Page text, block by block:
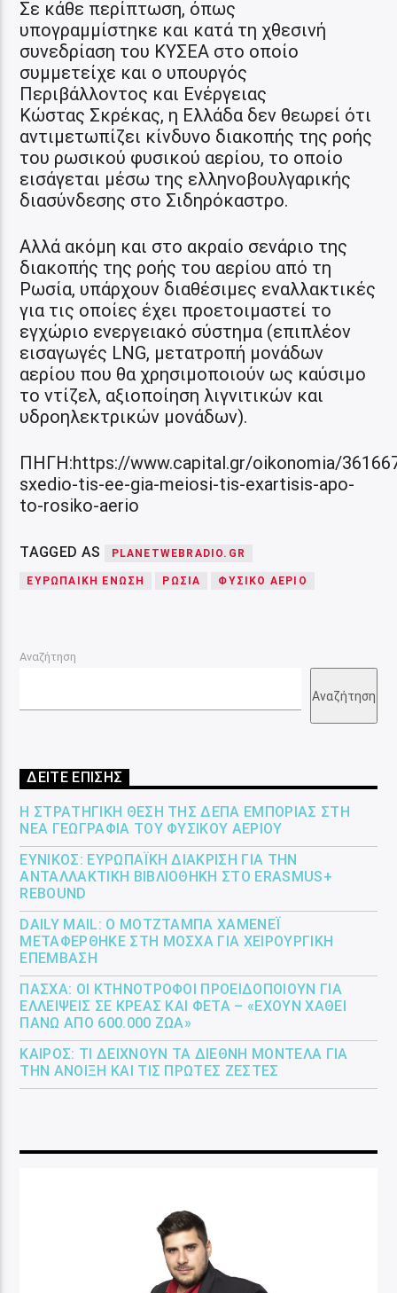
Σε κάθε περίπτωση, όπως
υπογραμμίστηκε και κατά τη χθεσινή
συνεδρίαση του ΚΥΣΕΑ στο οποίο
συμμετείχε και ο υπουργός
Περιβάλλοντος και Ενέργειας
Κώστας Σκρέκας, η Ελλάδα δεν θεωρεί ότι
αντιμετωπίζει κίνδυνο διακοπής της ροής
του ρωσικού φυσικού αερίου, το οποίο
εισάγεται μέσω της ελληνοβουλγαρικής
διασύνδεσης στο Σιδηρόκαστρο.
Αλλά ακόμη και στο ακραίο σενάριο της
διακοπής της ροής του αερίου από τη
Ρωσία, υπάρχουν διαθέσιμες εναλλακτικές
για τις οποίες έχει προετοιμαστεί το
εγχώριο ενεργειακό σύστημα (επιπλέον
εισαγωγές LNG, μετατροπή μονάδων
αερίου που θα χρησιμοποιούν ως καύσιμο
το ντίζελ, αξιοποίηση λιγνιτικών και
υδροηλεκτρικών μονάδων).
ΠΗΓΗ:https://www.capital.gr/oikonomia/
sxedio-tis-ee-gia-meiosi-tis-exartisis-apo-
to-rosiko-aerio
TAGGED AS PLANETWEBRADIO.GR
ΕΥΡΩΠΑΙΚΗ ΕΝΩΣΗ ΡΩΣΙΑ ΦΥΣΙΚΟ ΑΕΡΙΟ
Αναζήτηση
Αναζήτηση
ΔΕΙΤΕ ΕΠΙΣΗΣ
Η ΣΤΡΑΤΗΓΙΚΉ ΘΈΣΗ ΤΗΣ ΔΕΠΑ ΕΜΠΟΡΊΑΣ ΣΤΗ
ΝΈΑ ΓΕΩΓΡΑΦΊΑ ΤΟΥ ΦΥΣΙΚΟΎ ΑΕΡΊΟΥ
ΕΎΝΙΚΟΣ: ΕΥΡΩΠΑΪΚΉ ΔΙΆΚΡΙΣΗ ΓΙΑ ΤΗΝ
ΑΝΤΑΛΛΑΚΤΙΚΉ ΒΙΒΛΙΟΘΉΚΗ ΣΤΟ ERASMUS+
REBOUND
DAILY MAIL: Ο ΜΟΤΖΤΆΜΠΑ ΧΑΜΕΝΕΪ́
ΜΕΤΑΦΈΡΘΗΚΕ ΣΤΗ ΜΌΣΧΑ ΓΙΑ ΧΕΙΡΟΥΡΓΙΚΉ
ΕΠΈΜΒΑΣΗ
ΠΆΣΧΑ: ΟΙ ΚΤΗΝΟΤΡΌΦΟΙ ΠΡΟΕΙΔΟΠΟΙΟΎΝ ΓΙΑ
ΕΛΛΕΊΨΕΙΣ ΣΕ ΚΡΈΑΣ ΚΑΙ ΦΈΤΑ – «ΈΧΟΥΝ ΧΑΘΕΊ
ΠΆΝΩ ΑΠΌ 600.000 ΖΏΑ»
ΚΑΙΡΌΣ: ΤΙ ΔΕΊΧΝΟΥΝ ΤΑ ΔΙΕΘΝΉ ΜΟΝΤΈΛΑ ΓΙΑ
ΤΗΝ ΆΝΟΙΞΗ ΚΑΙ ΤΙΣ ΠΡΏΤΕΣ ΖΈΣΤΕΣ